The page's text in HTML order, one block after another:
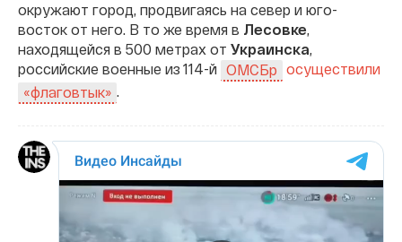
окружают город, продвигаясь на север и юго-
восток от него. В то же время в Лесовке,
находящейся в 500 метрах от Украинска,
российские военные из 114-й ОМСБр осуществили
«флаговтык» .